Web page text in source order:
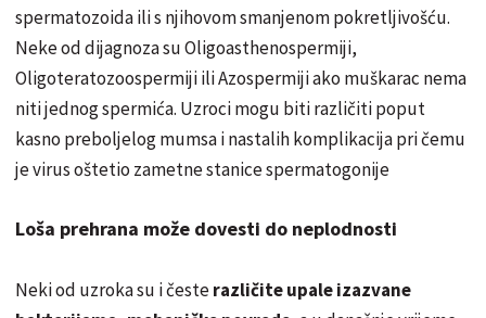
spermatozoida ili s njihovom smanjenom pokretljivošću.
Neke od dijagnoza su Oligoasthenospermiji,
Oligoteratozoospermiji ili Azospermiji ako muškarac nema
niti jednog spermića. Uzroci mogu biti različiti poput
kasno preboljelog mumsa i nastalih komplikacija pri čemu
je virus oštetio zametne stanice spermatogonije
Loša prehrana može dovesti do neplodnosti
Neki od uzroka su i česterazličite upale izazvane